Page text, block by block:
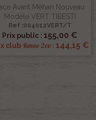
Avant Méhari Nouveau
Modèle VERT TIBESTI
Ref :004012VERT/T
Prix public : 155,00 €
club Renov 2cv: 144,15 €